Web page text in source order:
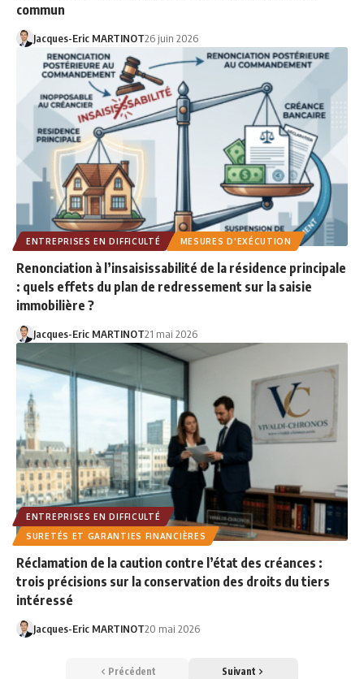
commun
Jacques-Eric MARTINOT26 juin 2026
ENTREPRISES EN DIFFICULTÉ MESURES D'EXÉCUTION
Renonciation à l’insaisissabilité de la résidence principale
: quels effets du plan de redressement sur la saisie
immobilière ?
Jacques-Eric MARTINOT21 mai 2026
ENTREPRISES EN DIFFICULTÉ
SURETÉS ET GARANTIES FINANCIÈRES
Réclamation de la caution contre l’état des créances :
trois précisions sur la conservation des droits du tiers
intéressé
Jacques-Eric MARTINOT20 mai 2026
Précédent Suivant